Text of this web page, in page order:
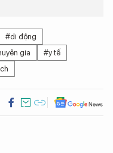
#di động
gia
#y tế